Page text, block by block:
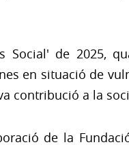
Social' de 2025,
en situació de
contribució a la
de la